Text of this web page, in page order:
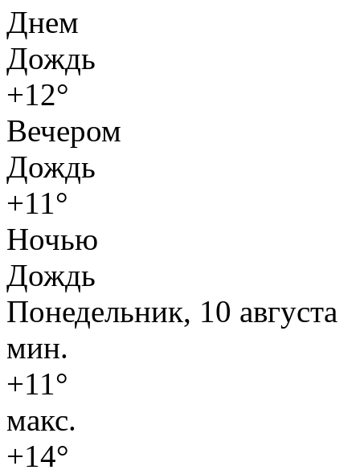
Днем
Дождь
+12°
Вечером
Дождь
+11°
Ночью
Дождь
Понедельник, 10 августа
мин.
+11°
макс.
+14°